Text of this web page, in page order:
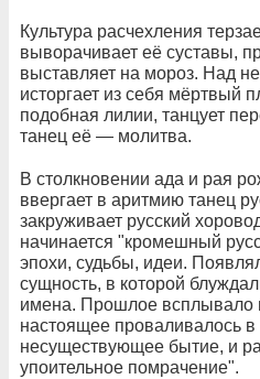
Культура расчехления
выворачивает её суставы,
выставляет на мороз. Над
исторгает из себя мёртвый
подобная лилии, танцует
танец её — молитва.
В столкновении ада и рая
ввергает в аритмию танец
закруживает русский
начинается "кромешный
эпохи, судьбы, идеи.
сущность, в которой
имена. Прошлое всплывало
настоящее проваливалось
несуществующее бытие, и
упоительное помрачение".